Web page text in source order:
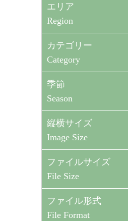
エリア
Region
カテゴリー
Category
季節
Season
縦横サイズ
Image Size
ファイルサイズ
File Size
ファイル形式
File Format